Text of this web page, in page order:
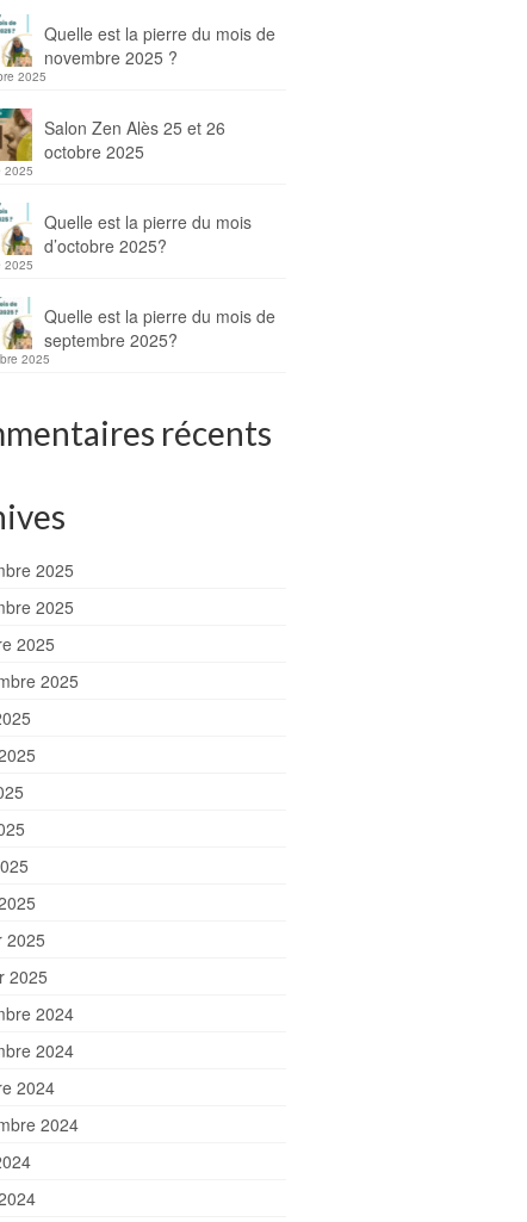
Quelle est la pierre du mois de
novembre 2025 ?
2025
Salon Zen Alès 25 et 26
octobre 2025
2025
Quelle est la pierre du mois
d’octobre 2025?
2025
Quelle est la pierre du mois de
septembre 2025?
2025
récents
2025
2025
2025
2025
2025
2025
2024
2024
2024
2024